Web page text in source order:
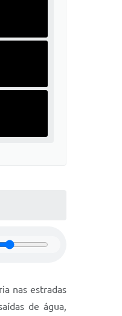
nas estradas
de água,